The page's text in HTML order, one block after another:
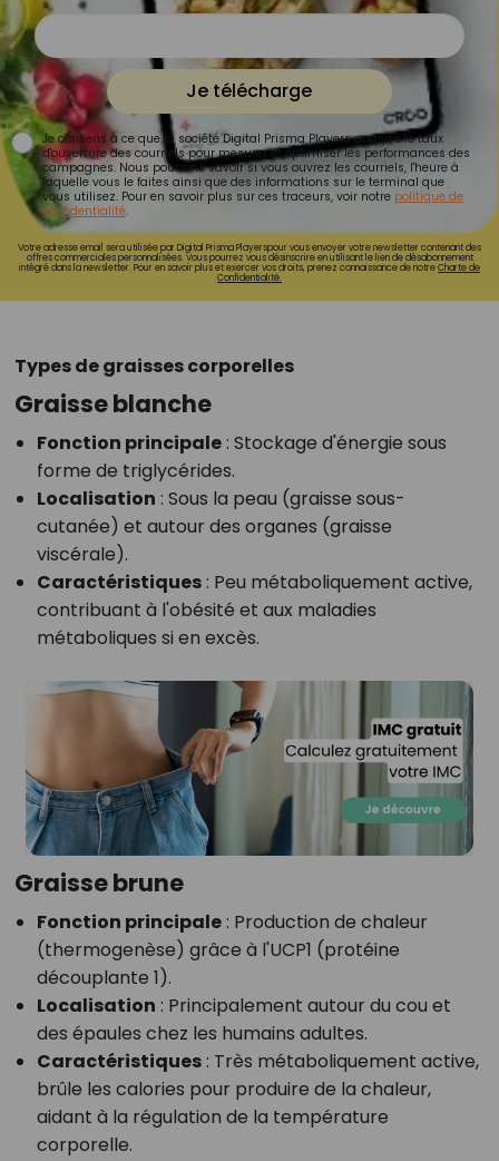
Je télécharge
Je consens à ce que la société Digital Prisma Players analyse le taux
d'ouverture des courriels pour mesurer et optimiser les performances des
campagnes. Nous pourrons savoir si vous ouvrez les courriels, l'heure à
laquelle vous le faites ainsi que des informations sur le terminal que
vous utilisez. Pour en savoir plus sur ces traceurs, voir notre politique de
confidentialité.
Votre adresse email sera utilisée par Digital Prisma Playerspour vous envoyer votre newsletter contenant des
offres commerciales personnalisées. Vous pourrez vous désinscrire en utilisant le lien de désabonnement
intégré dans la newsletter. Pour en savoir plus et exercer vos droits, prenez connaissance de notreCharte de
Confidentialité.
Types de graisses corporelles
Graisse blanche
Fonction principale: Stockage d'énergie sous
forme de triglycérides.
Localisation : Sous la peau (graisse sous-
cutanée) et autour des organes (graisse
viscérale).
Caractéristiques: Peu métaboliquement active,
contribuant à l'obésité et aux maladies
métaboliques si en excès.
Graisse brune
Fonction principale: Production de chaleur
(thermogenèse) grâce à l'UCP1 (protéine
découplante 1).
Localisation : Principalement autour du cou et
des épaules chez les humains adultes.
Caractéristiques: Très métaboliquement active,
brûle les calories pour produire de la chaleur,
aidant à la régulation de la température
corporelle.